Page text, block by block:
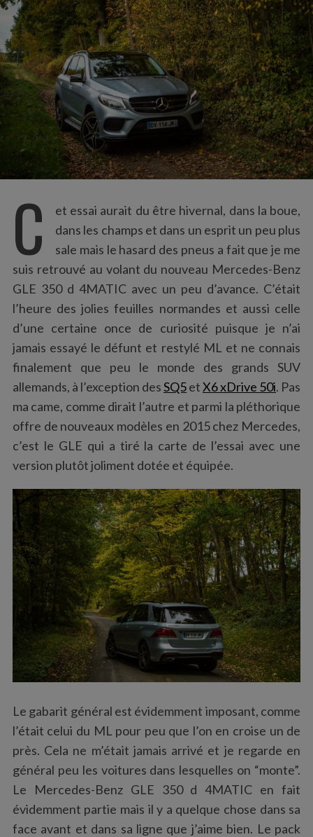
:
C
et essai aurait du être hivernal, dans la boue,
dans les champs et dans un esprit un peu plus
sale mais le hasard des pneus a fait que je me
suis retrouvé au volant du nouveau Mercedes-Benz
GLE 350 d 4MATIC avec un peu d’avance. C’était
l’heure des jolies feuilles normandes et aussi celle
d’une certaine once de curiosité puisque je n’ai
jamais essayé le défunt et restylé ML et ne connais
finalement que peu le monde des grands SUV
allemands, à l’exception desSQ5etX6 xDrive 50i. Pas
ma came, comme dirait l’autre et parmi la pléthorique
offre de nouveaux modèles en 2015 chez Mercedes,
c’est le GLE qui a tiré la carte de l’essai avec une
version plutôt joliment dotée et équipée.
Le gabarit général est évidemment imposant, comme
l’était celui du ML pour peu que l’on en croise un de
près. Cela ne m’était jamais arrivé et je regarde en
général peu les voitures dans lesquelles on “monte”.
Le Mercedes-Benz GLE 350 d 4MATIC en fait
évidemment partie mais il y a quelque chose dans sa
face avant et dans sa ligne que j’aime bien. Le pack